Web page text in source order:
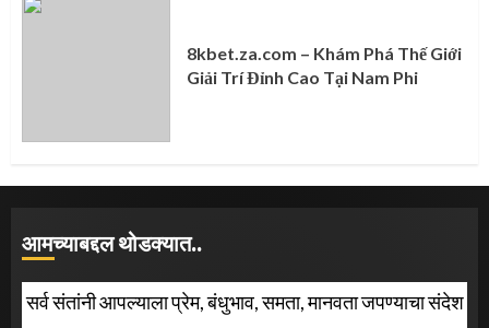
8kbet.za.com – Khám Phá Thế Giới
Giải Trí Đỉnh Cao Tại Nam Phi
आमच्याबद्दल थोडक्यात..
सर्व संतांनी आपल्याला प्रेम, बंधुभाव, समता, मानवता जपण्याचा संदेश